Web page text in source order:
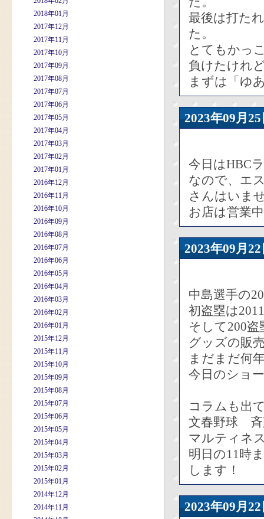
2018年01月
2017年12月
2017年11月
2017年10月
2017年09月
2017年08月
2017年07月
2017年06月
2017年05月
2017年04月
2017年03月
2017年02月
2017年01月
2016年12月
2016年11月
2016年10月
2016年09月
2016年08月
2016年07月
2016年06月
2016年05月
2016年04月
2016年03月
2016年02月
2016年01月
2015年12月
2015年11月
2015年10月
2015年09月
2015年08月
2015年07月
2015年06月
2015年05月
2015年04月
2015年03月
2015年02月
2015年01月
2014年12月
2014年11月
最後は打た
た。
とてもかっ
負けたけれ
まずは「ゆ
2023年09
今日はHBC
なので、エ
さんはいま
お店は営業
2023年09
中島選手の
初盗塁は
そして200
グッズの販
まだまだ何
今日のショ
コラムも出
文春野球 斉
マルティネ
明日の11時
します！
2023年09